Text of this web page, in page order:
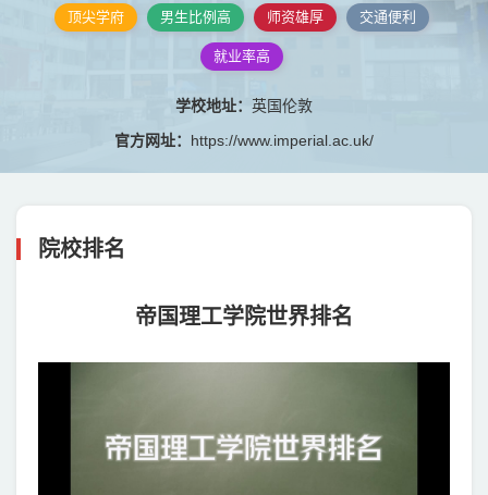
顶尖学府 男生比例高 师资雄厚 交通便利
就业率高
学校地址： 英国伦敦
官方网址： https://www.imperial.ac.uk/
院校排名
帝国理工学院世界排名